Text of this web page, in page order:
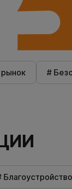
рынок #
Благоустройство